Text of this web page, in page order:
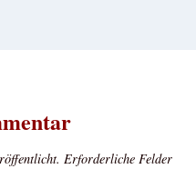
Erforderliche Felder